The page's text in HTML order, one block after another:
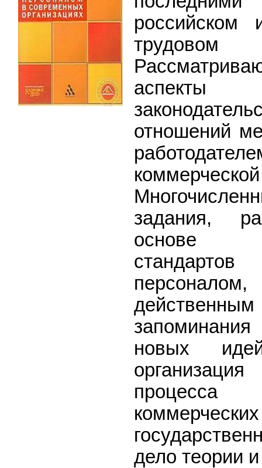
российском
трудовом
отношений
задания,
основе
действенным
новых
процесса
дело теории и